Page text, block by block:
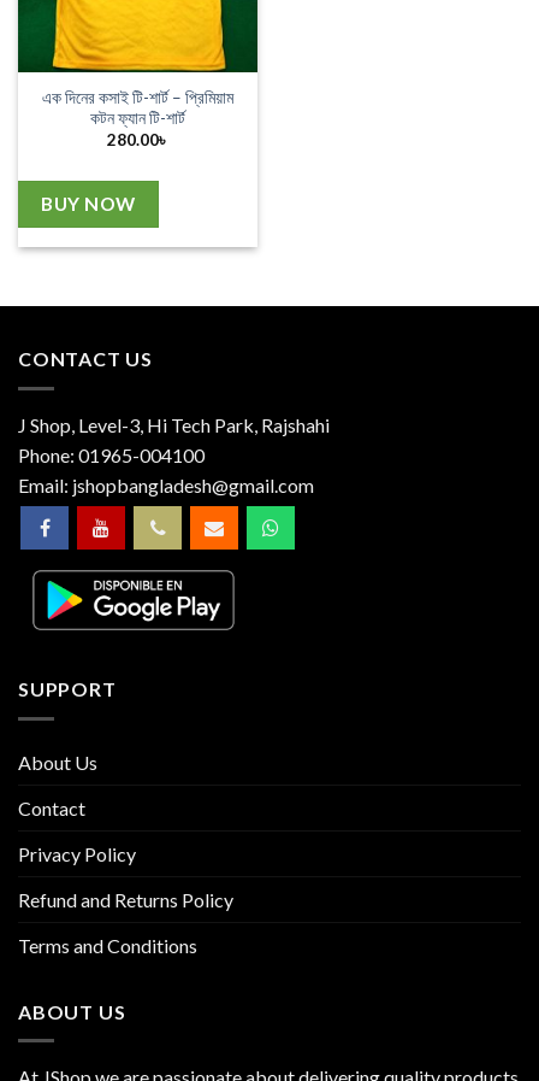
এক দিনের কসাই টি-শার্ট – প্রিমিয়াম
কটন ফ্যান টি-শার্ট
280.00৳
BUY NOW
CONTACT US
J Shop, Level-3, Hi Tech Park, Rajshahi
Phone: 01965-004100
Email: jshopbangladesh@gmail.com
SUPPORT
About Us
Contact
Privacy Policy
Refund and Returns Policy
Terms and Conditions
ABOUT US